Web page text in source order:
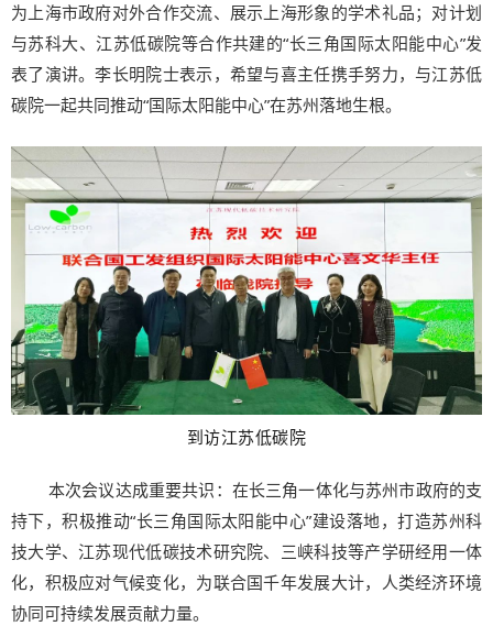
为上海市政府对外合作交流、展示上海形象的学术礼品；对计划
与苏科大、江苏低碳院等合作共建的“长三角国际太阳能中心”发
表了演讲。李长明院士表示，希望与喜主任携手努力，与江苏低
碳院一起共同推动“国际太阳能中心”在苏州落地生根。
到访江苏低碳院
本次会议达成重要共识：在长三角一体化与苏州市政府的支
持下，积极推动“长三角国际太阳能中心”建设落地，打造苏州科
技大学、江苏现代低碳技术研究院、三峡科技等产学研经用一体
化，积极应对气候变化，为联合国千年发展大计，人类经济环境
协同可持续发展贡献力量。